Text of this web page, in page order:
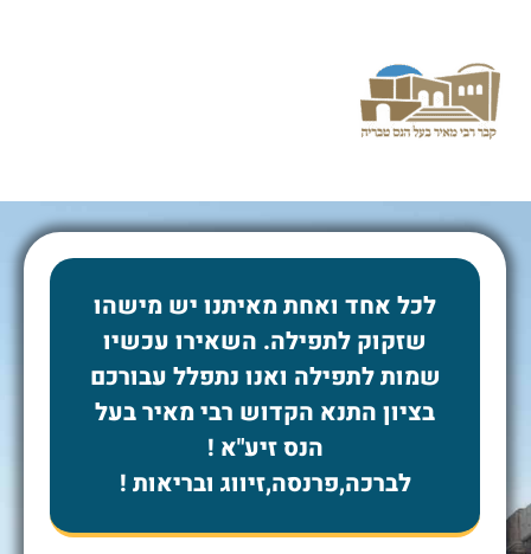
לכל אחד ואחת מאיתנו יש מישהו
שזקוק לתפילה. השאירו עכשיו
שמות לתפילה ואנו נתפלל עבורכם
בציון התנא הקדוש רבי מאיר בעל
הנס זיע"א !
לברכה,פרנסה,זיווג ובריאות !